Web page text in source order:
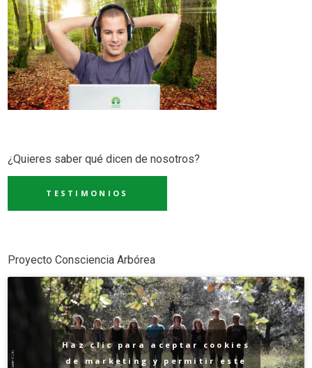
¿Quieres saber qué dicen de nosotros?
TESTIMONIOS
Proyecto Consciencia Arbórea
Haz clic para aceptar cookies
de marketing y permitir este